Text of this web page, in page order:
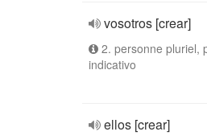
vosotros [crear]
2. personne pluriel,
indicativo
ellos [crear]